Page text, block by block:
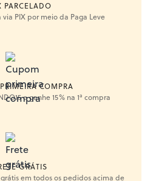
PARCELADO
via PIX por meio da Paga Leve
COMPRA
e ganhe 15% na 1ª compra
GRÁTIS
em todos os pedidos acima de